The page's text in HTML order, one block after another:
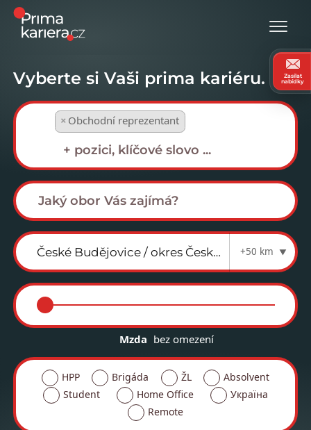
Vyberte si Vaši prima kariéru.
× Obchodní reprezentant
+50 km
Mzda bez omezení
HPP Brigáda ŽL
Absolvent
Student
Home Office
Україна
Remote
Zasílat
nabídky